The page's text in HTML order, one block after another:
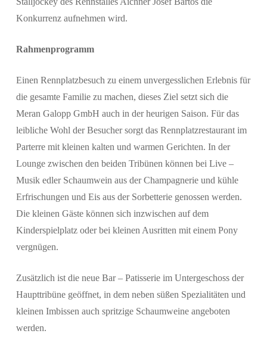
Konkurrenz aufnehmen wird.
Rahmenprogramm
Einen Rennplatzbesuch zu einem unvergesslichen Erlebnis für
die gesamte Familie zu machen, dieses Ziel setzt sich die
Meran Galopp GmbH auch in der heurigen Saison. Für das
leibliche Wohl der Besucher sorgt das Rennplatzrestaurant im
Parterre mit kleinen kalten und warmen Gerichten. In der
Lounge zwischen den beiden Tribünen können bei Live –
Musik edler Schaumwein aus der Champagnerie und kühle
Erfrischungen und Eis aus der Sorbetterie genossen werden.
Die kleinen Gäste können sich inzwischen auf dem
Kinderspielplatz oder bei kleinen Ausritten mit einem Pony
vergnügen.
Zusätzlich ist die neue Bar – Patisserie im Untergeschoss der
Haupttribüne geöffnet, in dem neben süßen Spezialitäten und
kleinen Imbissen auch spritzige Schaumweine angeboten
werden.